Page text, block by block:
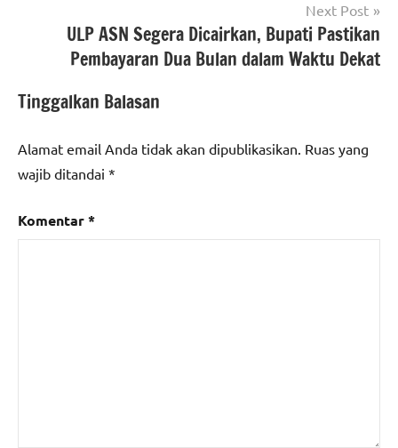
Next Post
ULP ASN Segera Dicairkan, Bupati Pastikan
Pembayaran Dua Bulan dalam Waktu Dekat
Tinggalkan Balasan
Alamat email Anda tidak akan dipublikasikan. Ruas yang
wajib ditandai *
Komentar*